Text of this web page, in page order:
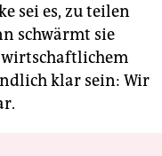
sei es, zu teilen
schwärmt sie
wirtschaftlichem
klar sein: Wir